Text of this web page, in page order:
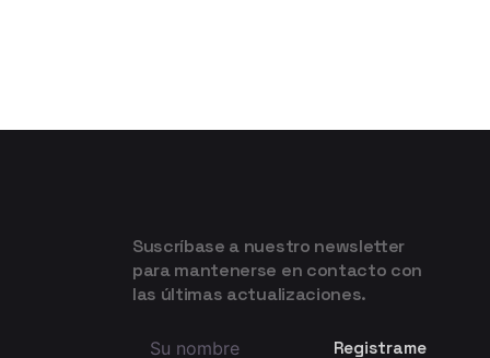
Suscríbase a nuestro newsletter
para mantenerse en contacto con
las últimas actualizaciones.